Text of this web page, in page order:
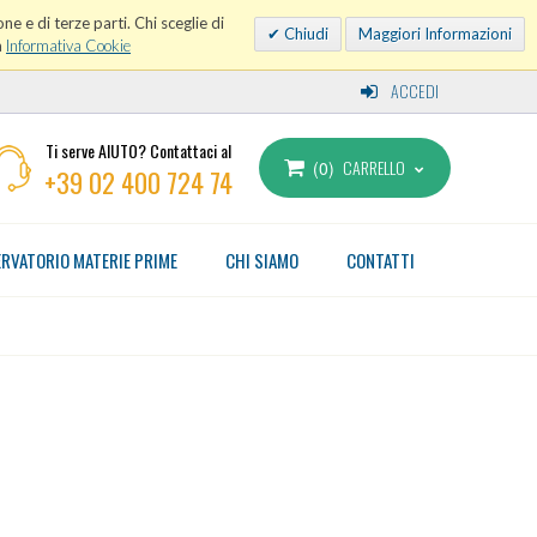
e di terze parti. Chi sceglie di
Informativa Cookie
Chiudi Maggiori Informazioni
ACCEDI
Ti serve AIUTO? Contattaci al
+39 02 400 724 74 0 CARRELLO
CONTATTI
CHI SIAMO
MATERIE PRIME